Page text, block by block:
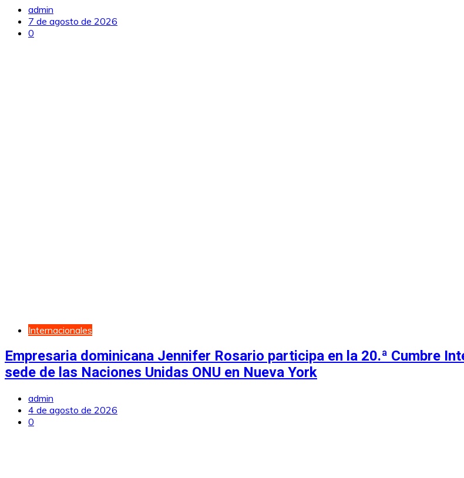
admin
7 de agosto de 2026
0
Internacionales
Empresaria dominicana Jennifer Rosario participa en la 20.ª Cumbre
sede de las Naciones Unidas ONU en Nueva York
admin
4 de agosto de 2026
0